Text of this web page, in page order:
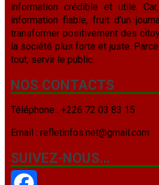
information crédible et utile.
information fiable, fruit d’un
transformer positivement des
la société plus forte et juste. Parce
tout, servir le public.
NOS CONTACTS
Téléphone : +226 72 03 83 15
Email : refletinfos.net@gmail.com
SUIVEZ-NOUS…